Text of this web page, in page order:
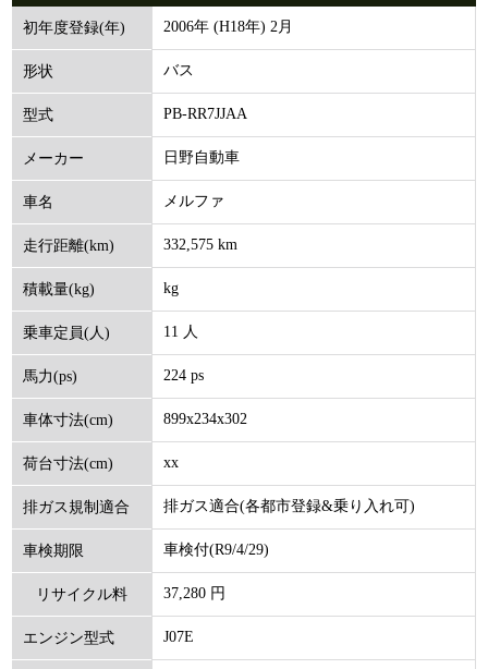
初年度登録(年) 2006年 (H18年) 2月
形状 バス
型式 PB-RR7JJAA
メーカー 日野自動車
車名 メルファ
走行距離(km) 332,575 km
積載量(kg) kg
乗車定員(人) 11 人
馬力(ps) 224 ps
車体寸法(cm) 899x234x302
荷台寸法(cm) xx
排ガス規制適合 排ガス適合(各都市登録&乗り入れ可)
車検期限 車検付(R9/4/29)
リサイクル料
(円)
37,280 円
エンジン型式 J07E